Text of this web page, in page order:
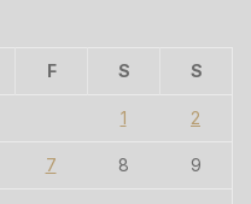
F S S
1 2
7 8 9